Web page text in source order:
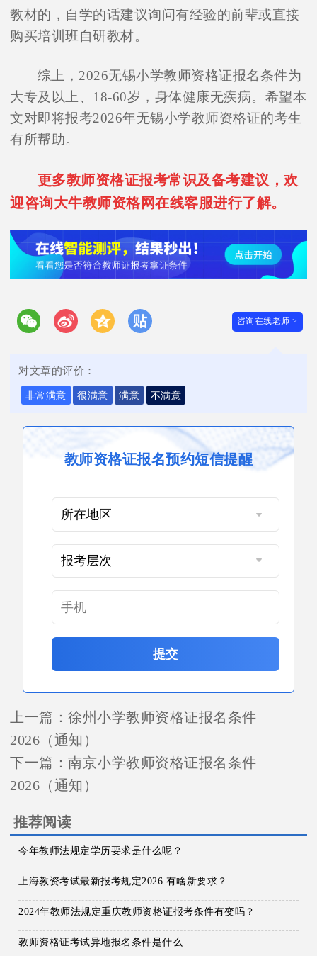
教材的，自学的话建议询问有经验的前辈或直接
购买培训班自研教材。
综上，2026无锡小学教师资格证报名条件为
大专及以上、18-60岁，身体健康无疾病。希望本
文对即将报考2026年无锡小学教师资格证的考生
有所帮助。
更多教师资格证报考常识及备考建议，欢
迎咨询大牛教师资格网在线客服进行了解。
咨询在线老师 >
对文章的评价：
非常满意 很满意 满意 不满意
教师资格证报名预约短信提醒
提交
上一篇：徐州小学教师资格证报名条件
2026（通知）
下一篇：南京小学教师资格证报名条件
2026（通知）
推荐阅读
今年教师法规定学历要求是什么呢？
上海教资考试最新报考规定2026 有啥新要求？
2024年教师法规定重庆教师资格证报考条件有变吗？
教师资格证考试异地报名条件是什么